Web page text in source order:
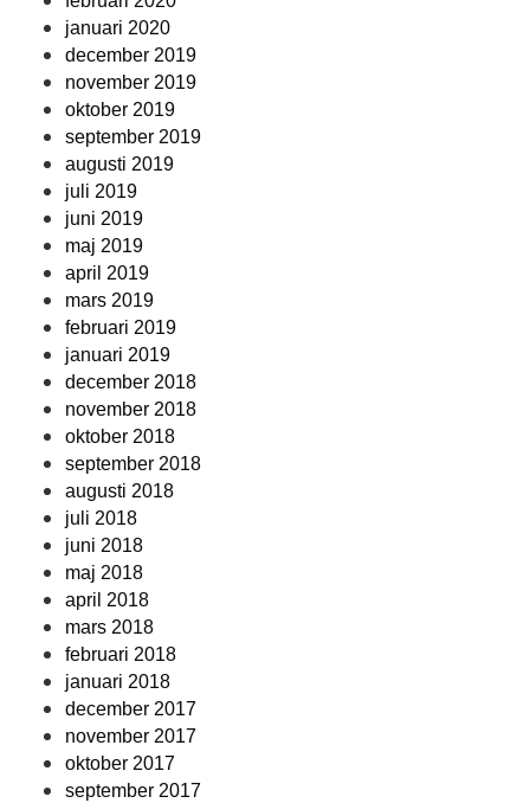
januari 2020
december 2019
november 2019
oktober 2019
september 2019
augusti 2019
juli 2019
juni 2019
maj 2019
april 2019
mars 2019
februari 2019
januari 2019
december 2018
november 2018
oktober 2018
september 2018
augusti 2018
juli 2018
juni 2018
maj 2018
april 2018
mars 2018
februari 2018
januari 2018
december 2017
november 2017
oktober 2017
september 2017